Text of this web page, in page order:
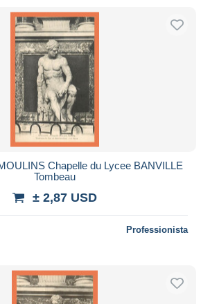
Chapelle du Lycee BANVILLE
Tombeau
± 2,87 USD
Professionista